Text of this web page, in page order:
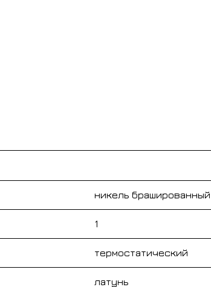
никель брашированный
1
термостатический
латунь